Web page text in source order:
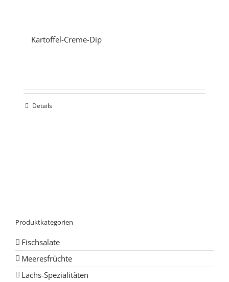
Kartoffel-Creme-Dip
Details
Produktkategorien
Fischsalate
Meeresfrüchte
Lachs-Spezialitäten